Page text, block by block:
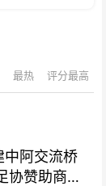
最热 评分最高
中阿交流桥
协赞助商招